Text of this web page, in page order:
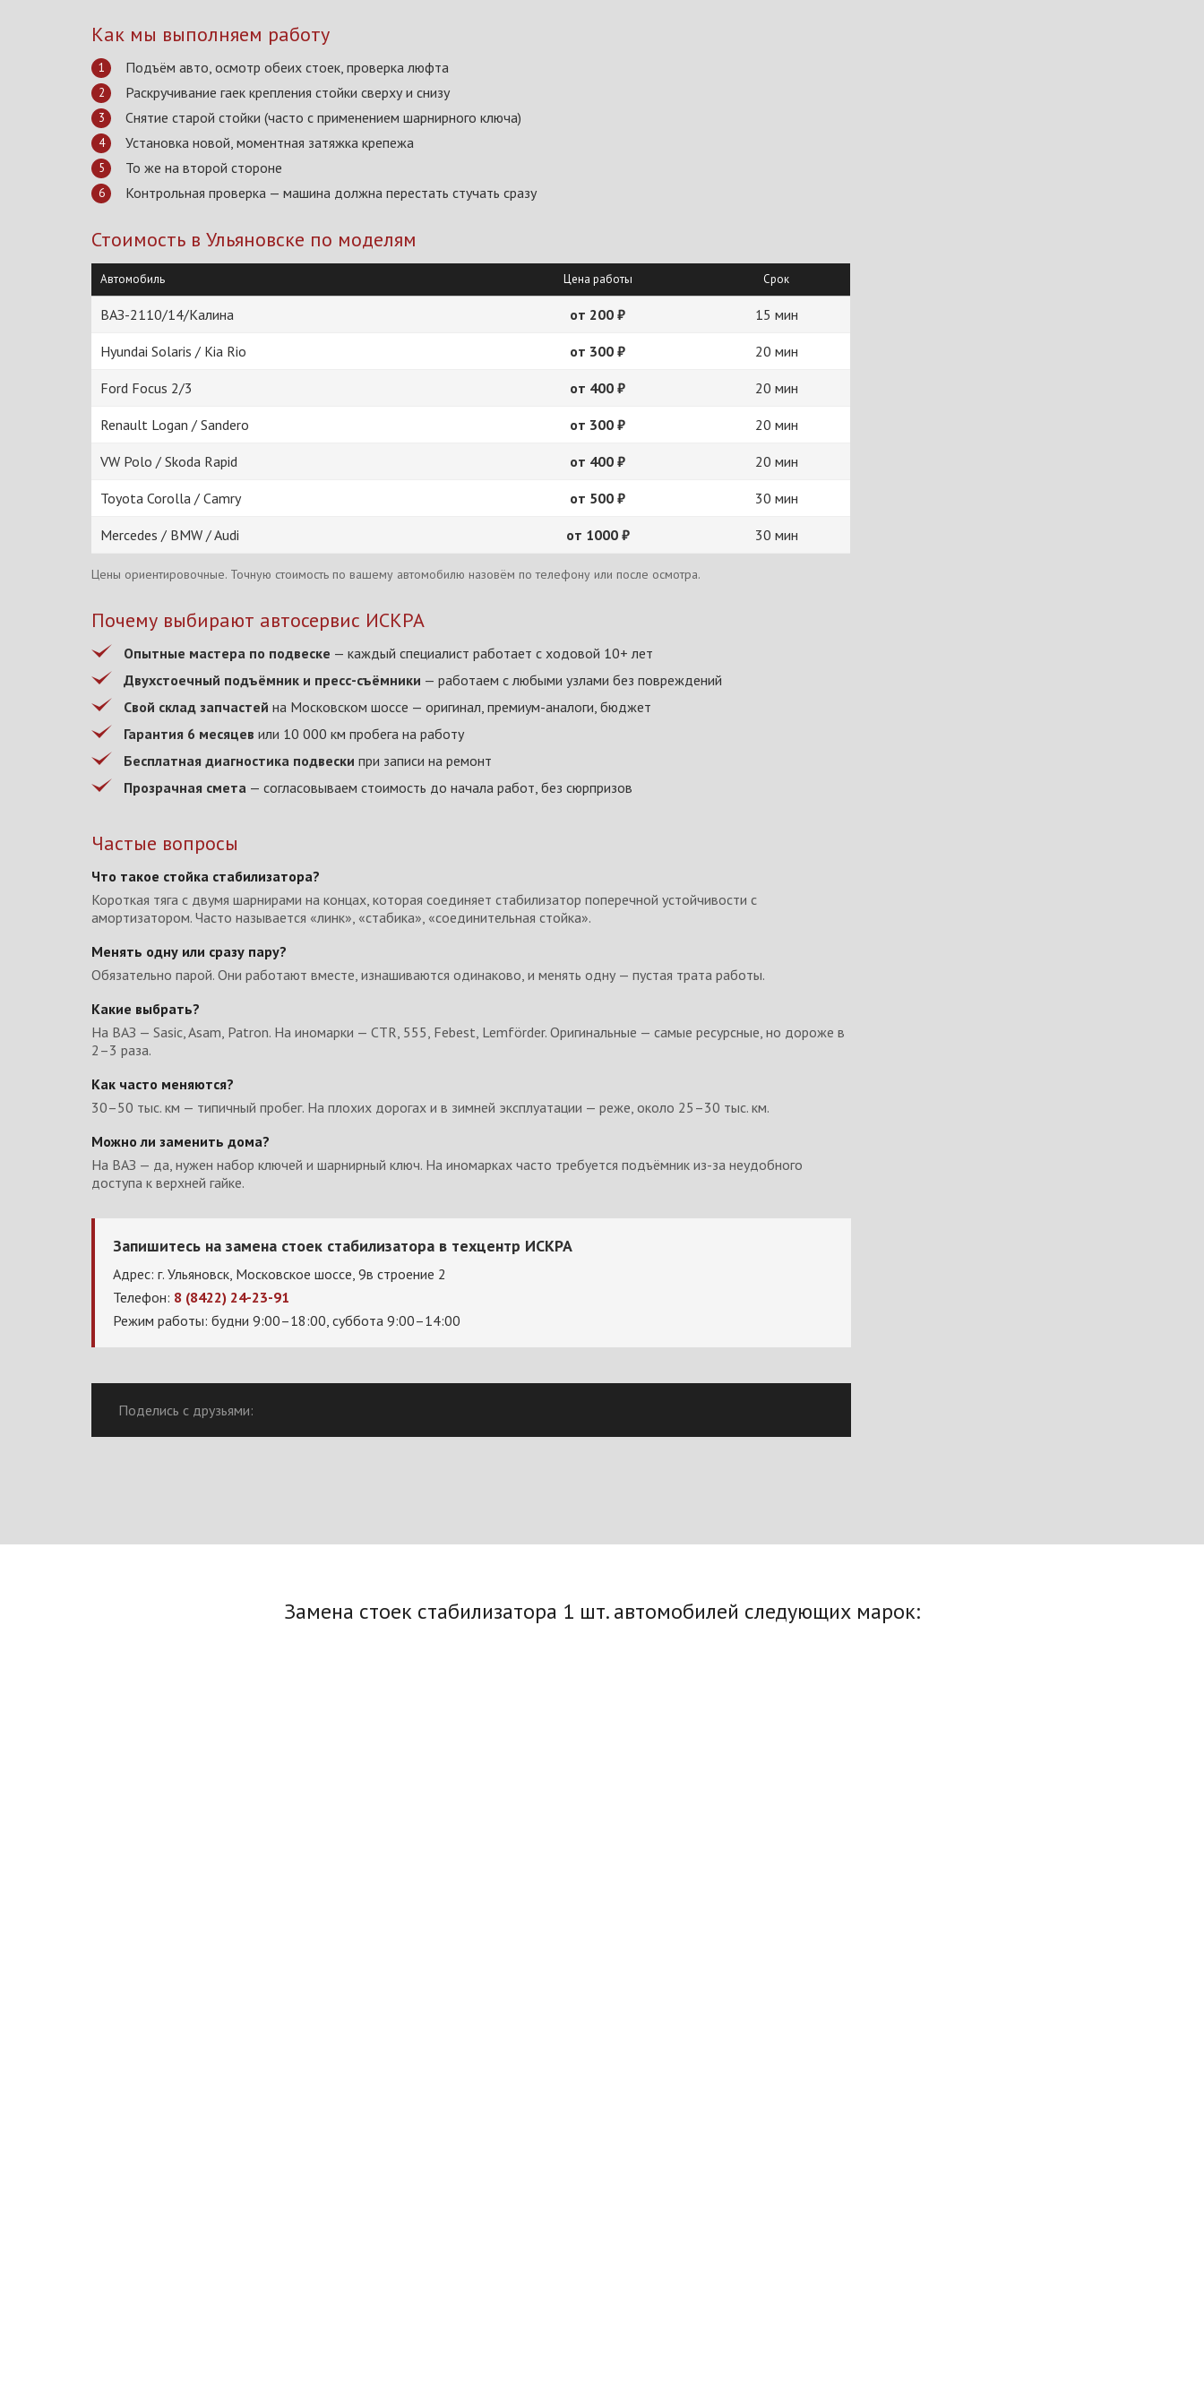
Как мы выполняем работу
Подъём авто, осмотр обеих стоек, проверка люфта
Раскручивание гаек крепления стойки сверху и снизу
Снятие старой стойки (часто с применением шарнирного ключа)
Установка новой, моментная затяжка крепежа
То же на второй стороне
Контрольная проверка — машина должна перестать стучать сразу
Стоимость в Ульяновске по моделям
Автомобиль Цена работы Срок
ВАЗ-2110/14/Калина от 200 ₽ 15 мин
Hyundai Solaris / Kia Rio от 300 ₽ 20 мин
Ford Focus 2/3 от 400 ₽ 20 мин
Renault Logan / Sandero от 300 ₽ 20 мин
VW Polo / Skoda Rapid от 400 ₽ 20 мин
Toyota Corolla / Camry от 500 ₽ 30 мин
Mercedes / BMW / Audi от 1000 ₽ 30 мин
Цены ориентировочные. Точную стоимость по вашему автомобилю назовём по телефону или после осмотра.
Почему выбирают автосервис ИСКРА
Опытные мастера по подвеске — каждый специалист работает с ходовой 10+ лет
Двухстоечный подъёмник и пресс-съёмники — работаем с любыми узлами без повреждений
Свой склад запчастей на Московском шоссе — оригинал, премиум-аналоги, бюджет
Гарантия 6 месяцев или 10 000 км пробега на работу
Бесплатная диагностика подвески при записи на ремонт
Прозрачная смета — согласовываем стоимость до начала работ, без сюрпризов
Частые вопросы
Что такое стойка стабилизатора?
Короткая тяга с двумя шарнирами на концах, которая соединяет стабилизатор поперечной устойчивости с
амортизатором. Часто называется «линк», «стабика», «соединительная стойка».
Менять одну или сразу пару?
Обязательно парой. Они работают вместе, изнашиваются одинаково, и менять одну — пустая трата работы.
Какие выбрать?
На ВАЗ — Sasic, Asam, Patron. На иномарки — CTR, 555, Febest, Lemförder. Оригинальные — самые ресурсные, но дороже в
2–3 раза.
Как часто меняются?
30–50 тыс. км — типичный пробег. На плохих дорогах и в зимней эксплуатации — реже, около 25–30 тыс. км.
Можно ли заменить дома?
На ВАЗ — да, нужен набор ключей и шарнирный ключ. На иномарках часто требуется подъёмник из-за неудобного
доступа к верхней гайке.
Запишитесь на замена стоек стабилизатора в техцентр ИСКРА
Адрес: г. Ульяновск, Московское шоссе, 9в строение 2
Телефон: 8 (8422) 24-23-91
Режим работы: будни 9:00–18:00, суббота 9:00–14:00
Поделись с друзьями:
Замена стоек стабилизатора 1 шт. автомобилей следующих марок: